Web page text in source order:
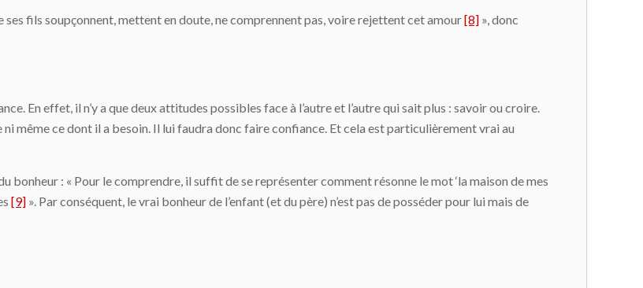
ses fils soupçonnent, mettent en doute, ne comprennent pas, voire rejettent cet amour[8] », donc
En effet, il n’y a que deux attitudes possibles face à l’autre et l’autre qui sait plus : savoir ou croire.
même ce dont il a besoin. Il lui faudra donc faire confiance. Et cela est particulièrement vrai au
bonheur : « Pour le comprendre, il suffit de se représenter comment résonne le mot ‘la maison de mes
[9] ». Par conséquent, le vrai bonheur de l’enfant (et du père) n’est pas de posséder pour lui mais de